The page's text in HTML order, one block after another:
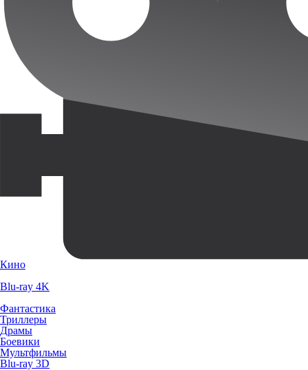
Кино
Blu-ray 4K
Фантастика
Триллеры
Драмы
Боевики
Мультфильмы
Blu-ray 3D